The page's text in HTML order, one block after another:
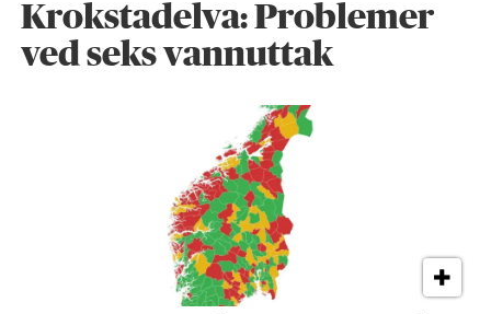
Krokstadelva: Problemer
ved seks vannuttak